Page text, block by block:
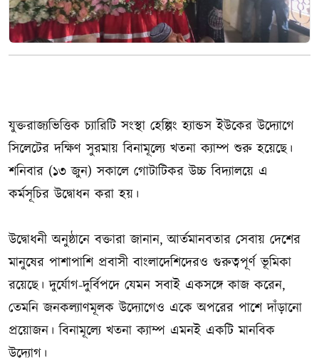
যুক্তরাজ্যভিত্তিক চ্যারিটি সংস্থা হেল্পিং হ্যান্ডস ইউকের উদ্যোগে
সিলেটের দক্ষিণ সুরমায় বিনামূল্যে খতনা ক্যাম্প শুরু হয়েছে।
শনিবার (১৩ জুন) সকালে গোটাটিকর উচ্চ বিদ্যালয়ে এ
কর্মসূচির উদ্বোধন করা হয়।
উদ্বোধনী অনুষ্ঠানে বক্তারা জানান, আর্তমানবতার সেবায় দেশের
মানুষের পাশাপাশি প্রবাসী বাংলাদেশিদেরও গুরুত্বপূর্ণ ভূমিকা
রয়েছে। দুর্যোগ-দুর্বিপদে যেমন সবাই একসঙ্গে কাজ করেন,
তেমনি জনকল্যাণমূলক উদ্যোগেও একে অপরের পাশে দাঁড়ানো
প্রয়োজন। বিনামূল্যে খতনা ক্যাম্প এমনই একটি মানবিক
উদ্যোগ।